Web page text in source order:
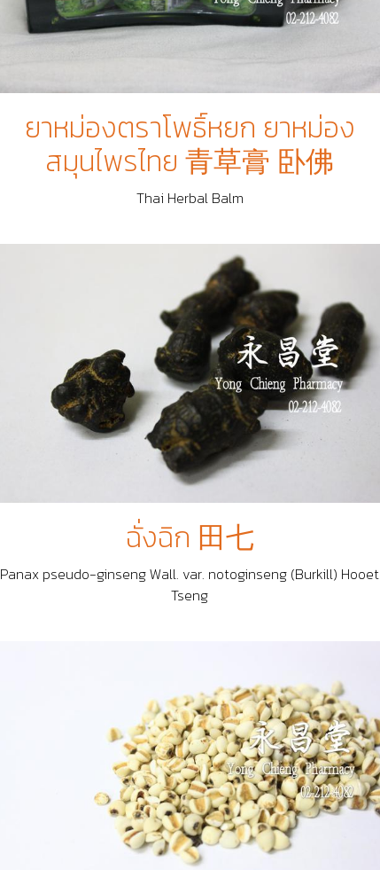
ยาหม่องตราโพธิ์หยก ยาหม่อง
สมุนไพรไทย 青草膏 卧佛
Thai Herbal Balm
ฉั่งฉิก 田七
Panax pseudo-ginseng Wall. var. notoginseng (Burkill) Hooet
Tseng